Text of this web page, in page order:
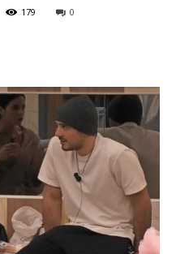
179 0